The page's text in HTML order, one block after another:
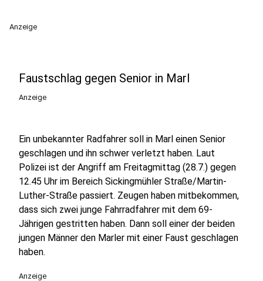
Anzeige
Faustschlag gegen Senior in Marl
Anzeige
Ein unbekannter Radfahrer soll in Marl einen Senior
geschlagen und ihn schwer verletzt haben. Laut
Polizei ist der Angriff am Freitagmittag (28.7.) gegen
12.45 Uhr im Bereich Sickingmühler Straße/Martin-
Luther-Straße passiert. Zeugen haben mitbekommen,
dass sich zwei junge Fahrradfahrer mit dem 69-
Jährigen gestritten haben. Dann soll einer der beiden
jungen Männer den Marler mit einer Faust geschlagen
haben.
Anzeige